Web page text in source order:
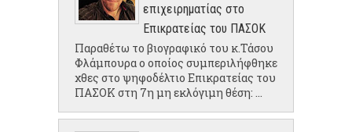
επιχειρηματίας στο
Επικρατείας του ΠΑΣΟΚ
Παραθέτω το βιογραφικό του κ.Τάσου
Φλάμπουρα ο οποίος συμπεριλήφθηκε
χθες στο ψηφοδέλτιο Επικρατείας του
ΠΑΣΟΚ στη 7η μη εκλόγιμη θέση: ...